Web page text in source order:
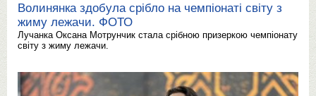
Волинянка здобула срібло на чемпіонаті світу з
жиму лежачи. ФОТО
Лучанка Оксана Мотрунчик стала срібною призеркою чемпіонату
світу з жиму лежачи.